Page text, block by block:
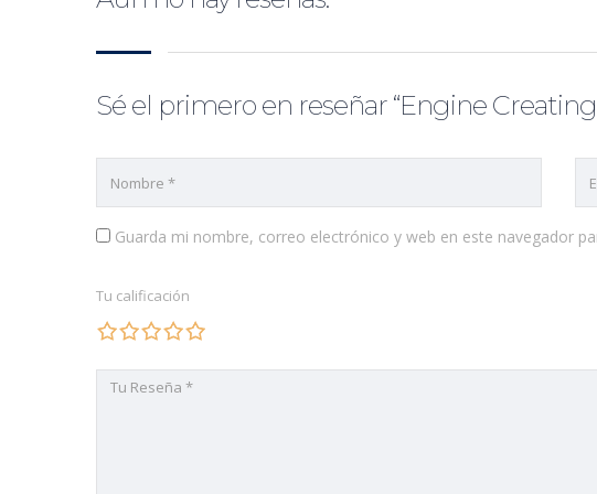
Sé el primero en reseñar “Engine Creating
Guarda mi nombre, correo electrónico y web en este navegador
Tu calificación